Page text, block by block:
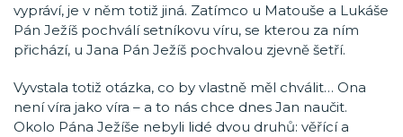
vypráví, je v něm totiž jiná. Zatímco u Matouše a Lukáše
Pán Ježíš pochválí setníkovu víru, se kterou za ním
přichází, u Jana Pán Ježíš pochvalou zjevně šetří.
Vyvstala totiž otázka, co by vlastně měl chválit… Ona
není víra jako víra – a to nás chce dnes Jan naučit.
Okolo Pána Ježíše nebyli lidé dvou druhů: věřící a